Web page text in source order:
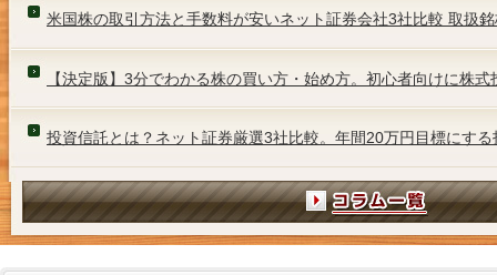
米国株の取引方法と手数料が安いネット証券会社3社比較 取扱
【決定版】3分でわかる株の買い方・始め方。初心者向けに株
投資信託とは？ネット証券厳選3社比較。年間20万円目標にす